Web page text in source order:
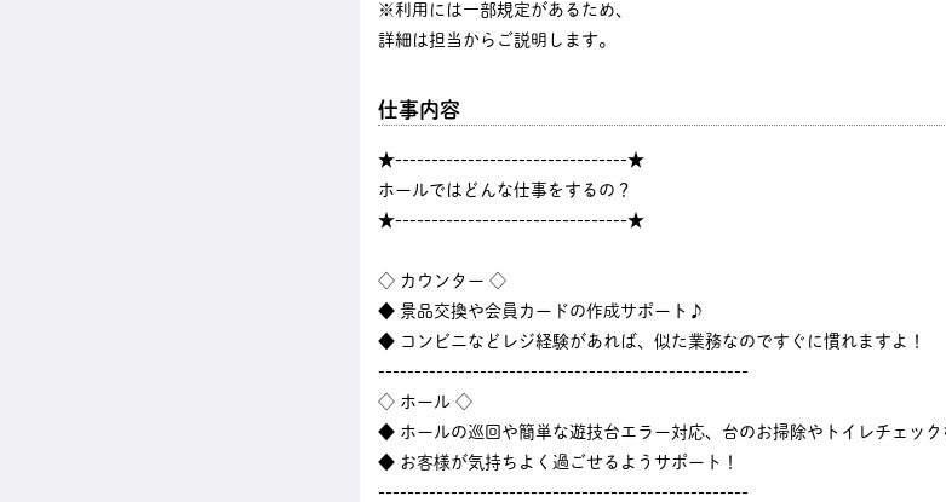
※利用には一部規定があるため、
詳細は担当からご説明します。
仕事内容
★--------------------------------★
ホールではどんな仕事をするの？
★--------------------------------★
◇ カウンター ◇
◆ 景品交換や会員カードの作成サポート♪
◆ コンビニなどレジ経験があれば、似た業務なのですぐに慣れますよ！
---------------------------------------------------
◇ ホール ◇
◆ ホールの巡回や簡単な遊技台エラー対応、台のお掃除やトイレチェック
◆ お客様が気持ちよく過ごせるようサポート！
---------------------------------------------------